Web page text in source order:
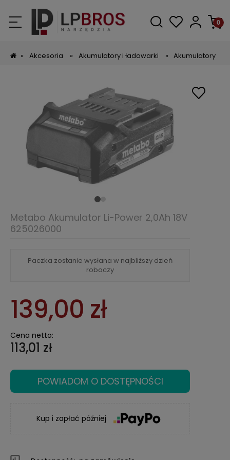
» Akcesoria » Akumulatory i ładowarki » Akumulatory
Paczka zostanie wysłana w najbliższy dzień
roboczy
Metabo Akumulator Li-Power 2,0Ah 18V
625026000
139,00 zł
Cena netto:
113,01 zł
POWIADOM O DOSTĘPNOŚCI
Kup i zapłać później